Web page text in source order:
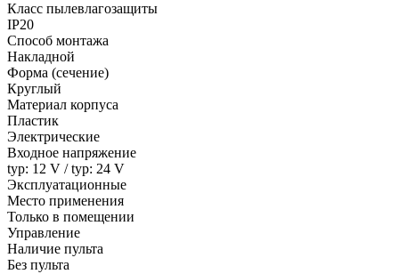
Класс пылевлагозащиты
IP20
Способ монтажа
Накладной
Форма (сечение)
Круглый
Материал корпуса
Пластик
Электрические
Входное напряжение
typ: 12 V / typ: 24 V
Эксплуатационные
Место применения
Только в помещении
Управление
Наличие пульта
Без пульта